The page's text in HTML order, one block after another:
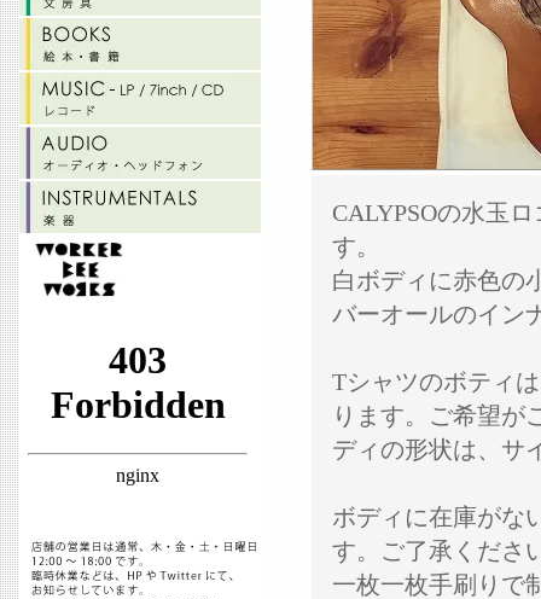
CALYPSOの水玉
す。
白ボディに赤色の
バーオールのイン
Tシャツのボティ
ります。ご希望が
ディの形状は、サ
ボディに在庫がな
す。ご了承くださ
一枚一枚手刷りで